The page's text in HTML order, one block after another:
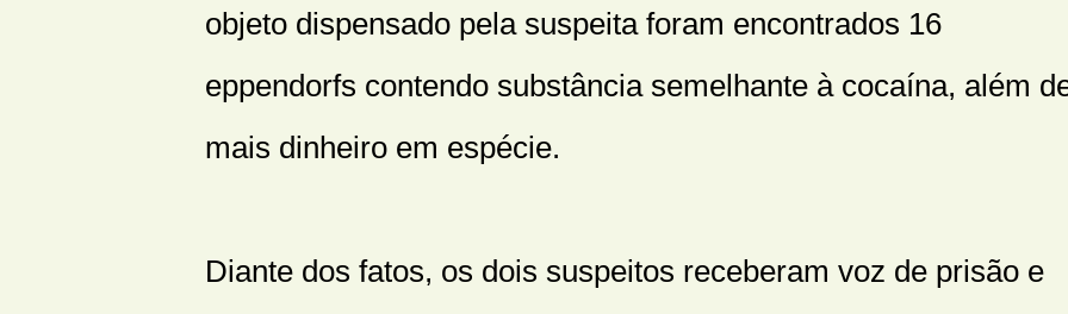
objeto dispensado pela suspeita foram encontrados 16
eppendorfs contendo substância semelhante à cocaína, além
mais dinheiro em espécie.
Diante dos fatos, os dois suspeitos receberam voz de prisão e